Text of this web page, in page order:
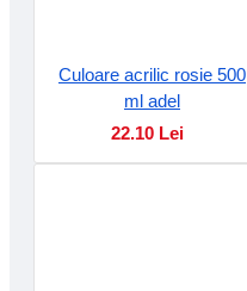
Culoare acrilic rosie 500
ml adel
22.10 Lei